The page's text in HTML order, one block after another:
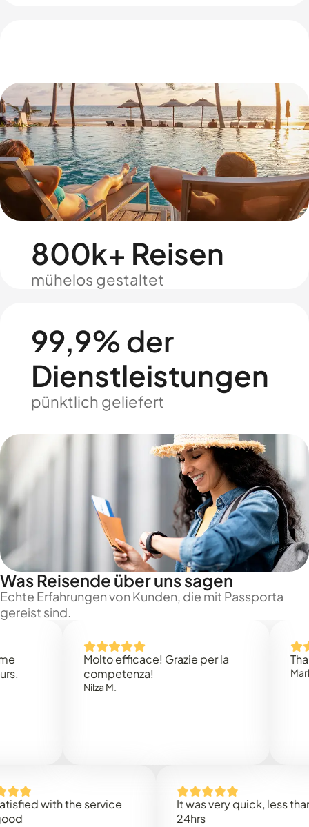
800k+ Reisen
mühelos gestaltet
99,9% der
Dienstleistungen
pünktlich geliefert
Was Reisende über uns sagen
Echte Erfahrungen von Kunden, die mit Passporta
gereist sind.
Molto efficace! Grazie per la
competenza!
Thank
with the service
It was very quick, less than